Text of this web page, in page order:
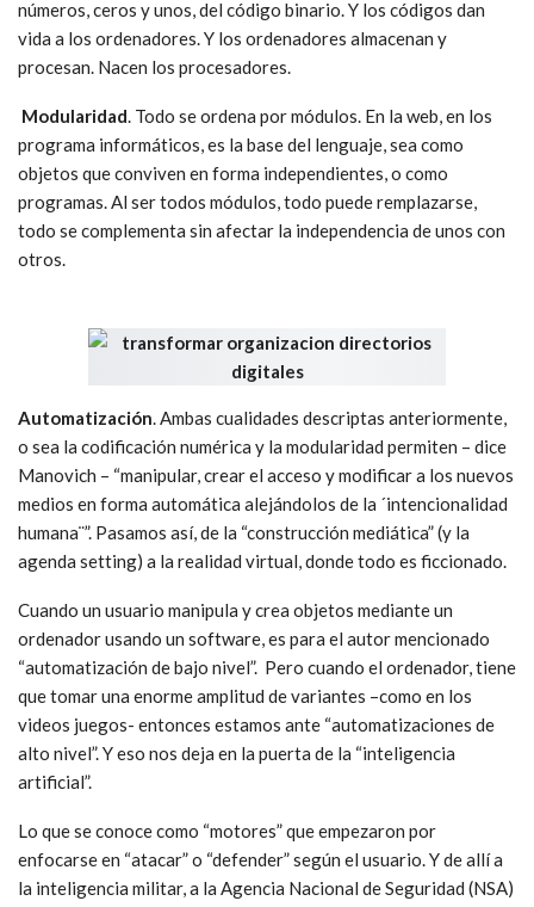
números, ceros y unos, del código binario. Y los códigos dan
vida a los ordenadores. Y los ordenadores almacenan y
procesan. Nacen los procesadores.
Modularidad . Todo se ordena por módulos. En la web, en los
programa informáticos, es la base del lenguaje, sea como
objetos que conviven en forma independientes, o como
programas. Al ser todos módulos, todo puede remplazarse,
todo se complementa sin afectar la independencia de unos con
otros.
Automatización . Ambas cualidades descriptas anteriormente,
o sea la codificación numérica y la modularidad permiten – dice
Manovich – “manipular, crear el acceso y modificar a los nuevos
medios en forma automática alejándolos de la ´intencionalidad
humana¨”. Pasamos así, de la “construcción mediática” (y la
agenda setting) a la realidad virtual, donde todo es ficcionado.
Cuando un usuario manipula y crea objetos mediante un
ordenador usando un software, es para el autor mencionado
“automatización de bajo nivel”. Pero cuando el ordenador, tiene
que tomar una enorme amplitud de variantes –como en los
videos juegos- entonces estamos ante “automatizaciones de
alto nivel”. Y eso nos deja en la puerta de la “inteligencia
artificial”.
Lo que se conoce como “motores” que empezaron por
enfocarse en “atacar” o “defender” según el usuario. Y de allí a
la inteligencia militar, a la Agencia Nacional de Seguridad (NSA)